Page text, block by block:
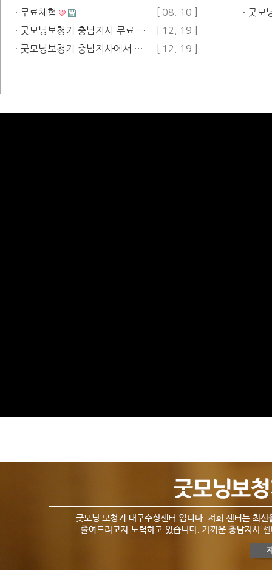
· 무료체험
[ 08. 10 ]
· 굿모닝보청기 충남지사 무료 출장 서비…
[ 12. 19 ]
· 굿모닝보청기 충남지사에서 공식 카페 …
[ 12. 19 ]